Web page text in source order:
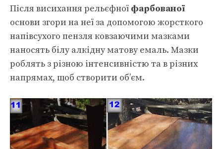
Після висихання рельєфної фарбованої
основи згори на неї за допомогою жорсткого
напівсухого пензля ковзаючими мазками
наносять білу алкідну матову емаль. Мазки
роблять з різною інтенсивністю та в різних
напрямах, щоб створити об’єм.